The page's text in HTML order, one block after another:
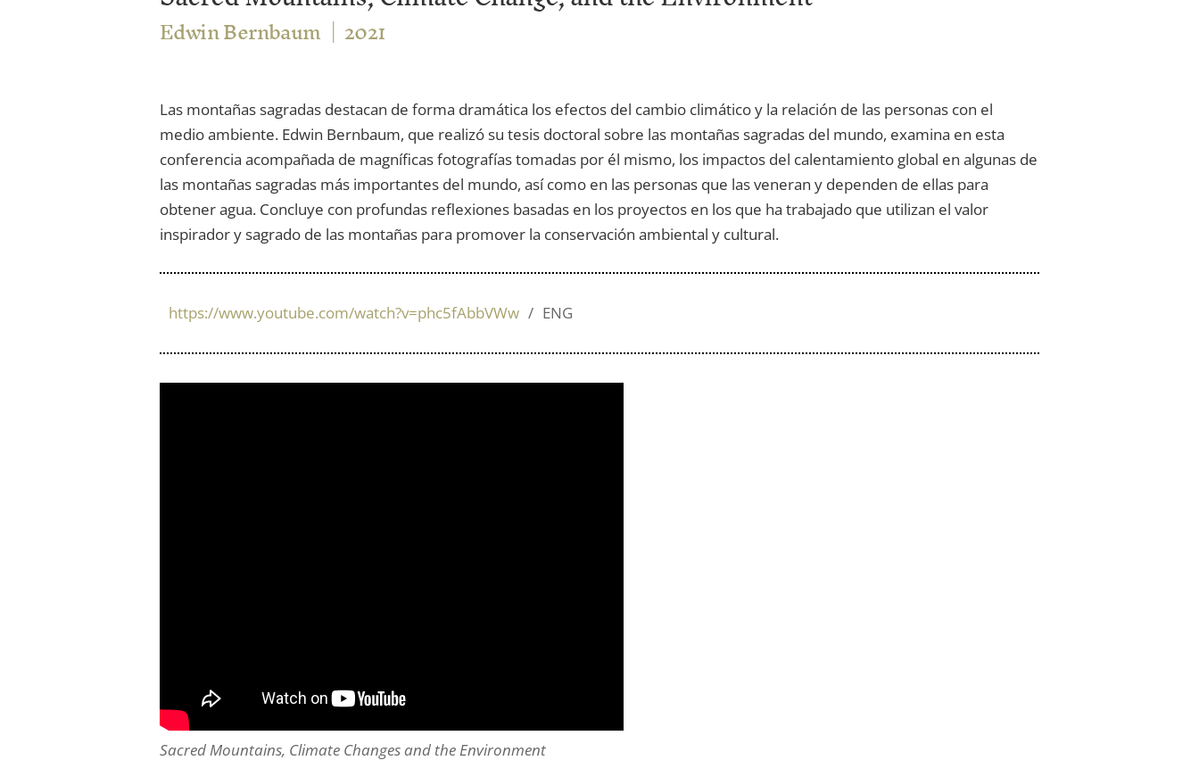
Edwin Bernbaum 2021
Las montañas sagradas destacan de forma dramática los efectos del cambio climático y la relación de las personas con el
medio ambiente. Edwin Bernbaum, que realizó su tesis doctoral sobre las montañas sagradas del mundo, examina en esta
conferencia acompañada de magníficas fotografías tomadas por él mismo, los impactos del calentamiento global en algunas de
las montañas sagradas más importantes del mundo, así como en las personas que las veneran y dependen de ellas para
obtener agua. Concluye con profundas reflexiones basadas en los proyectos en los que ha trabajado que utilizan el valor
inspirador y sagrado de las montañas para promover la conservación ambiental y cultural.
https://www.youtube.com/watch?v=phc5fAbbVWw ENG
Sacred Mountains, Climate Changes and the Environment